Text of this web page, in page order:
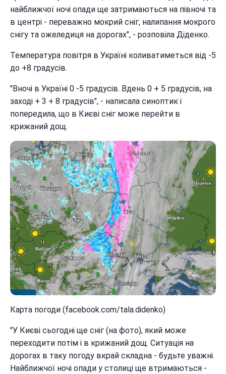
найближчої ночі опади ще затримаються на півночі та
в центрі - переважно мокрий сніг, налипання мокрого
снігу та ожеледиця на дорогах", - розповіла Діденко.
Температура повітря в Україні коливатиметься від -5
до +8 градусів.
"Вночі в Україні 0 -5 градусів. Вдень 0 + 5 градусів, на
заході + 3 + 8 градусів", - написала синоптик і
попередила, що в Києві сніг може перейти в
крижаний дощ.
Карта погоди (facebook.com/tala.didenko)
"У Києві сьогодні ще сніг (на фото), який може
переходити потім і в крижаний дощ. Ситуація на
дорогах в таку погоду вкрай складна - будьте уважні.
Найближчої ночі опади у столиці ще втримаються -